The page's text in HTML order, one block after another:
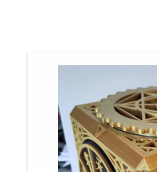
Nos